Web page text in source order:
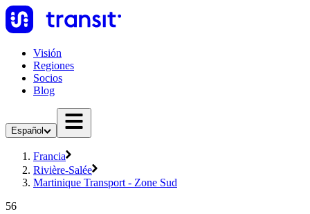
Visión
Regiones
Socios
Blog
Español
Francia
Rivière-Salée
Martinique Transport - Zone Sud
56